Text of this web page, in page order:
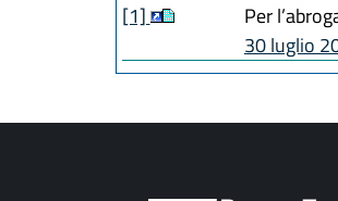
[1]
Per
30 luglio